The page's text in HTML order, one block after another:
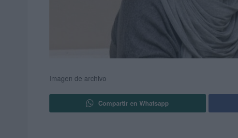
Imagen de archivo
Compartir en Whatsapp